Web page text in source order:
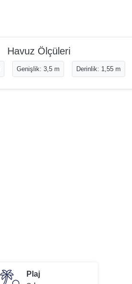
Havuz Ölçüleri
Genişlik: 3,5 m Derinlik: 1,55 m
Plaj